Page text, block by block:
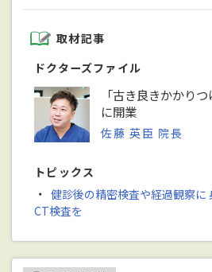
取材記事
ドクターズファイル
「古き良きかかり
に開業
佐藤 英臣 院長
トピックス
・ 健診後の精密検査や経過観察に
CT検査を